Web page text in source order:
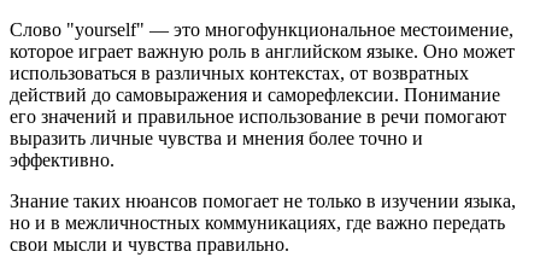
Слово "yourself" — это многофункциональное местоимение,
которое играет важную роль в английском языке. Оно может
использоваться в различных контекстах, от возвратных
действий до самовыражения и саморефлексии. Понимание
его значений и правильное использование в речи помогают
выразить личные чувства и мнения более точно и
эффективно.
Знание таких нюансов помогает не только в изучении языка,
но и в межличностных коммуникациях, где важно передать
свои мысли и чувства правильно.